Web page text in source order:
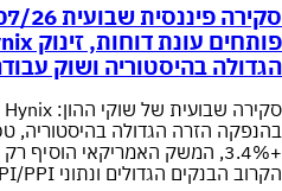
הגדולה בהיסטוריה ושוק
הקרוב הבנקים הגדולים ונתוני CPI/PPI בפוקוס.